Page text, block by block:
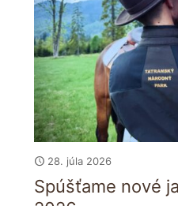
28. júla 2026
Spúšťame nové